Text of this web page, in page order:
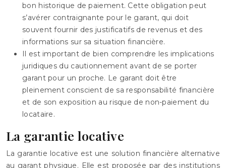
bon historique de paiement. Cette obligation peut
s’avérer contraignante pour le garant, qui doit
souvent fournir des justificatifs de revenus et des
informations sur sa situation financière.
Il est important de bien comprendre les implications
juridiques du cautionnement avant de se porter
garant pour un proche. Le garant doit être
pleinement conscient de sa responsabilité financière
et de son exposition au risque de non-paiement du
locataire.
La garantie locative
La garantie locative est une solution financière alternative
au garant physique. Elle est proposée par des institutions